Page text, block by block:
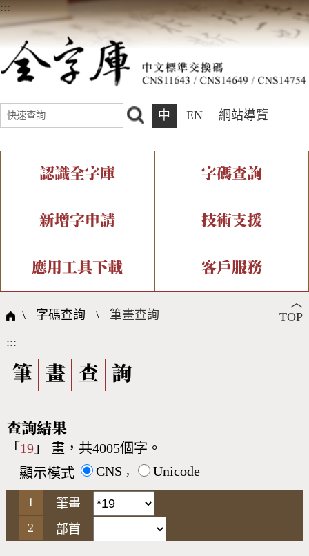
:::
中 EN 網站導覽
認識全字庫
全字庫介紹 全字庫現況
中文碼介紹 專有名詞介紹
國際字碼相關組織
字碼查詢
IDS查詢 部件查詢
複合查詢 注音查詢
筆畫查詢
筆順序查詢
Big5查詢
符號索引
新增字申請
新字申請處理流程
技術支援
字形即時顯示 造字解決方案
全字庫授權 轉碼Web Service
應用工具下載
個人電腦造字處理工具
字形下載
客戶服務
問題集
熱門查詢統計
︿
TOP
\ 字碼查詢 \ 筆畫查詢
:::
筆 畫 查 詢
查詢結果
「 19」 畫，共4005個字。
顯示模式
CNS , Unicode
筆畫
部首